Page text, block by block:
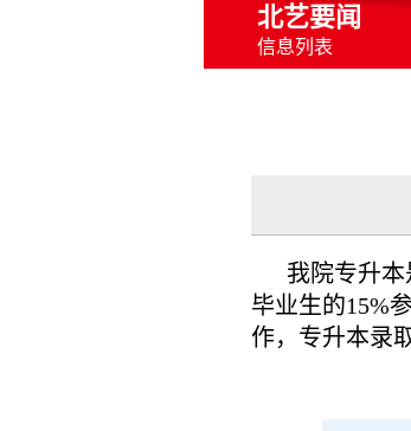
北艺要闻
信息列表
我院专升
毕业生的15%
作，专升本录